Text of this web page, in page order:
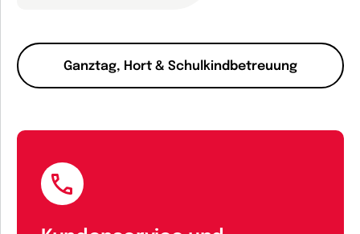
Ganztag, Hort & Schulkindbetreuung